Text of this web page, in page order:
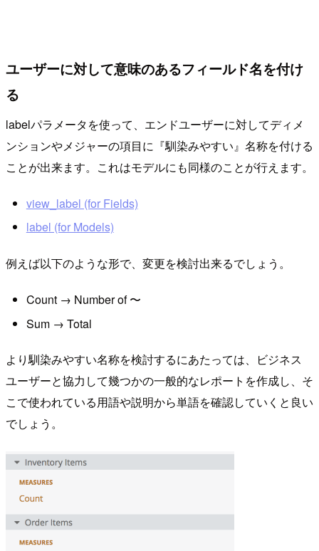
ユーザーに対して意味のあるフィールド名を付け
る
labelパラメータを使って、エンドユーザーに対してディメ
ンションやメジャーの項目に『馴染みやすい』名称を付ける
ことが出来ます。これはモデルにも同様のことが行えます。
view_label (for Fields)
label (for Models)
例えば以下のような形で、変更を検討出来るでしょう。
Count → Number of 〜
Sum → Total
より馴染みやすい名称を検討するにあたっては、ビジネス
ユーザーと協力して幾つかの一般的なレポートを作成し、そ
こで使われている用語や説明から単語を確認していくと良い
でしょう。